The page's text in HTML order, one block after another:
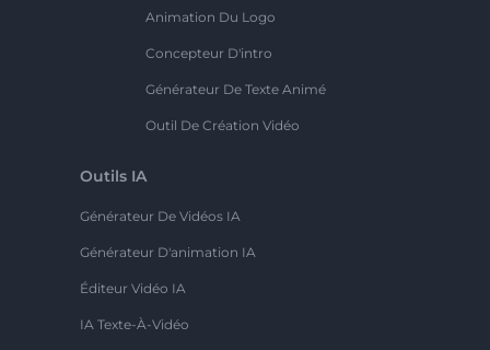
Animation Du Logo
Concepteur D'intro
Générateur De Texte Animé
Outil De Création Vidéo
Outils IA
Générateur De Vidéos IA
Générateur D'animation IA
Éditeur Vidéo IA
IA Texte-À-Vidéo